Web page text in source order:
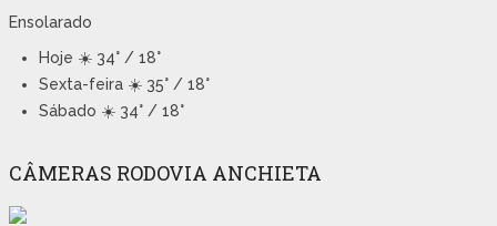
Ensolarado
Hoje ☀️ 34° / 18°
Sexta-feira ☀️ 35° / 18°
Sábado ☀️ 34° / 18°
CÂMERAS RODOVIA ANCHIETA